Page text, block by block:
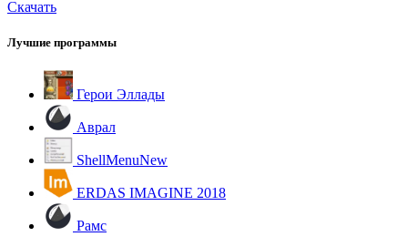
Скачать
Лучшие программы
Герои Эллады
Аврал
ShellMenuNew
ERDAS IMAGINE 2018
Рамс